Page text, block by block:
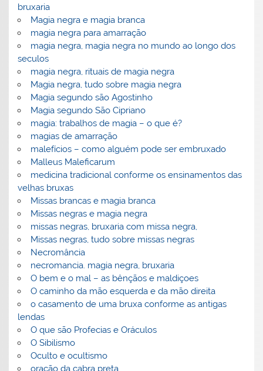
bruxaria
Magia negra e magia branca
magia negra para amarração
magia negra, magia negra no mundo ao longo dos
seculos
magia negra, rituais de magia negra
Magia negra, tudo sobre magia negra
Magia segundo são Agostinho
Magia segundo São Cipriano
magia: trabalhos de magia – o que é?
magias de amarração
malefícios – como alguém pode ser embruxado
Malleus Maleficarum
medicina tradicional conforme os ensinamentos das
velhas bruxas
Missas brancas e magia branca
Missas negras e magia negra
missas negras, bruxaria com missa negra,
Missas negras, tudo sobre missas negras
Necromância
necromancia. magia negra, bruxaria
O bem e o mal – as bênçãos e maldiçoes
O caminho da mão esquerda e da mão direita
o casamento de uma bruxa conforme as antigas
lendas
O que são Profecias e Oráculos
O Sibilismo
Oculto e ocultismo
oração da cabra preta